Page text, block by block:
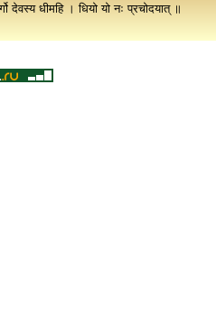
देवस्य धीमहि । धियो यो नः प्रचोदयात् ॥